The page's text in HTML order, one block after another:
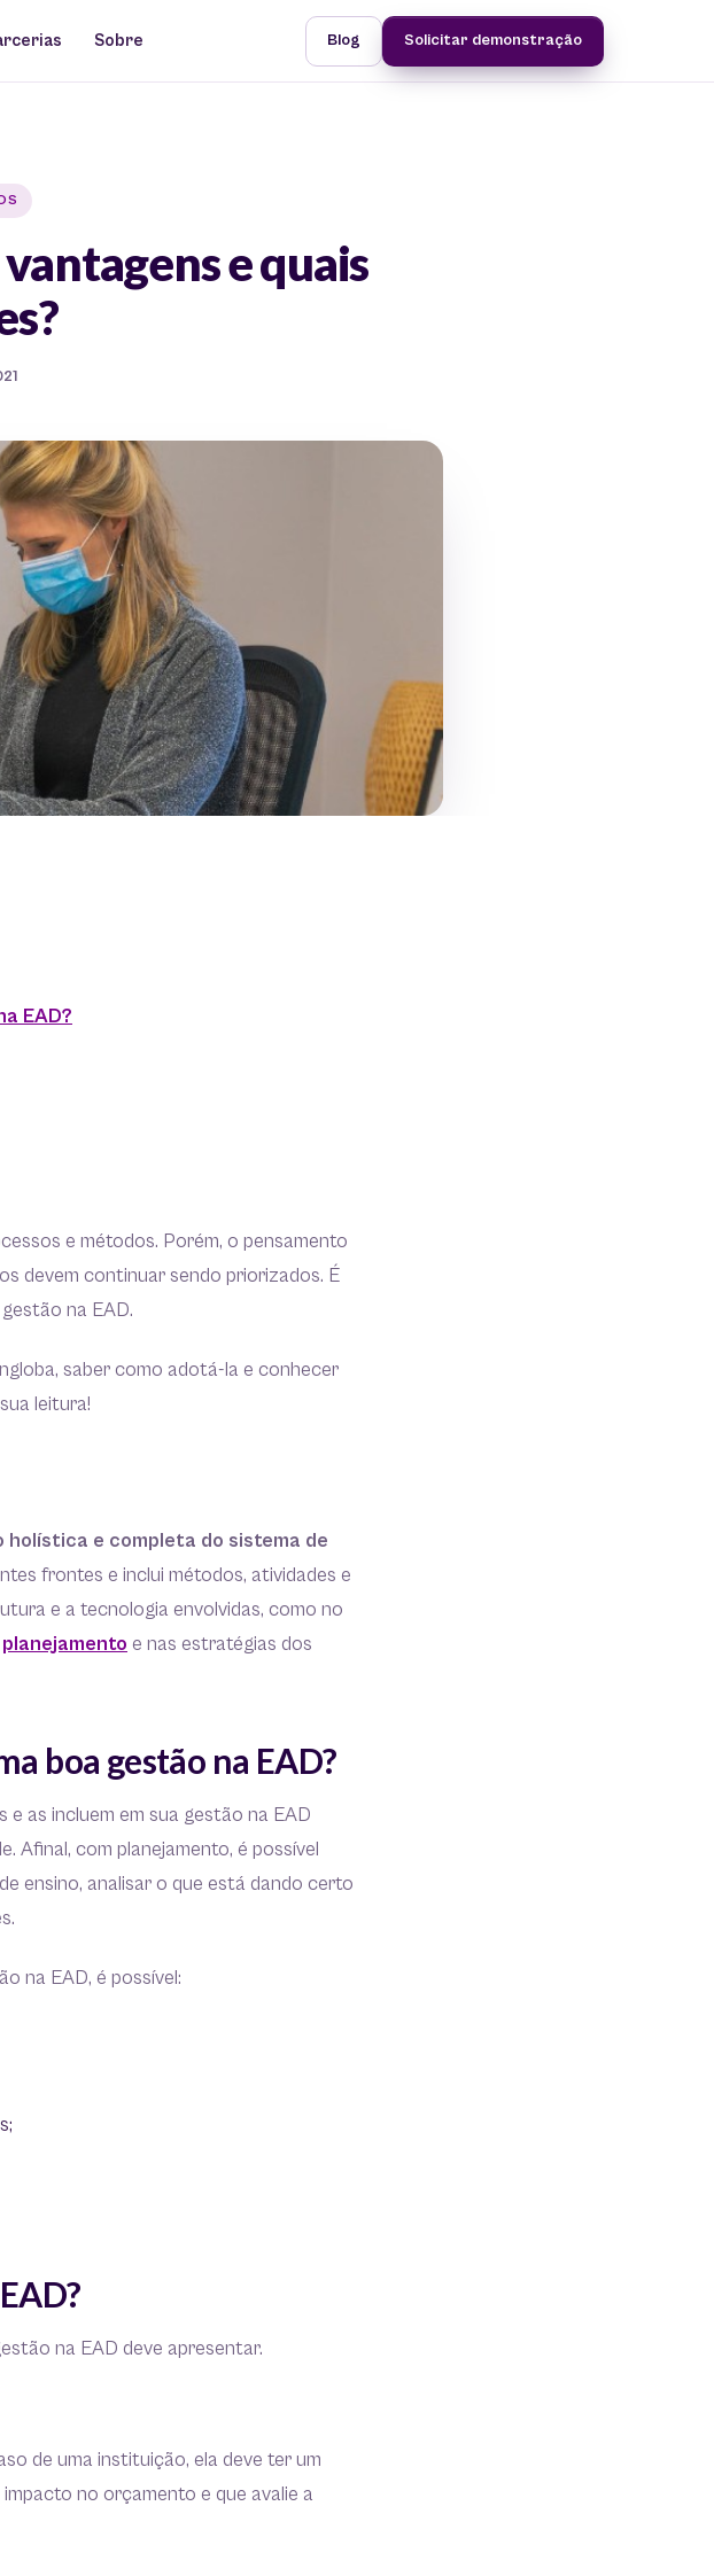
Sobre Blog Solicitar demonstração
e quais
EAD?
e métodos. Porém, o pensamento
devem continuar sendo priorizados. É
na EAD.
saber como adotá-la e conhecer
leitura!
holística e completa do sistema de
frontes e inclui métodos, atividades e
e a tecnologia envolvidas, como no
planejamento e nas estratégias dos
boa gestão na EAD?
as incluem em sua gestão na EAD
Afinal, com planejamento, é possível
ensino, analisar o que está dando certo
na EAD, é possível:
na EAD deve apresentar.
de uma instituição, ela deve ter um
no orçamento e que avalie a